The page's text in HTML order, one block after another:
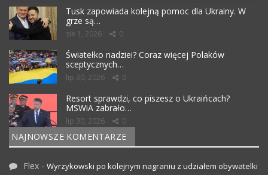
Tusk zapowiada kolejną pomoc dla Ukrainy. W
grze są…
sie 1, 2026 0
Światełko nadziei? Coraz więcej Polaków
sceptycznych…
lip 30, 2026 0
Resort sprawdzi, co piszesz o Ukraińcach?
MSWiA zabrało…
lip 30, 2026 0
NAJNOWSZE KOMENTARZE
Flex - Wyrzykowski po kolejnym nagraniu z udziałem obywatelki